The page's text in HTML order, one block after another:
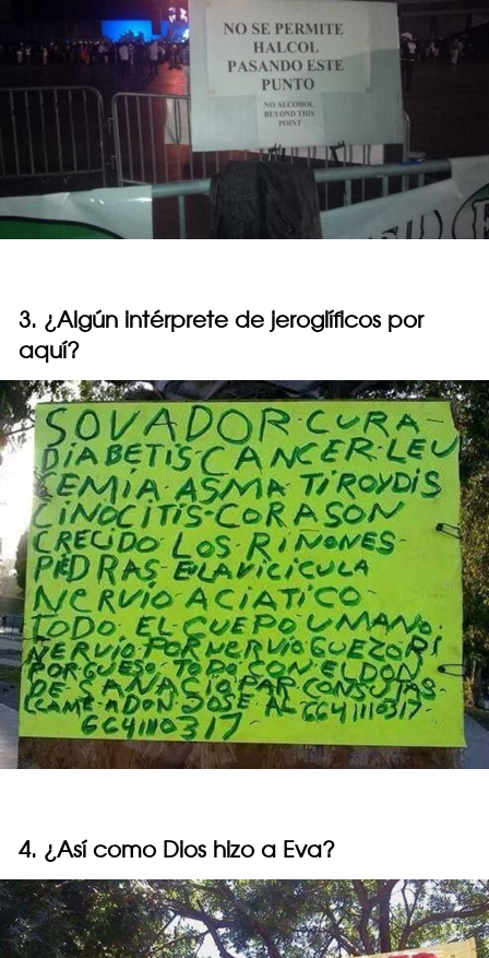
3. ¿Algún intérprete de jeroglíficos por
aquí?
4. ¿Así como Dios hizo a Eva?